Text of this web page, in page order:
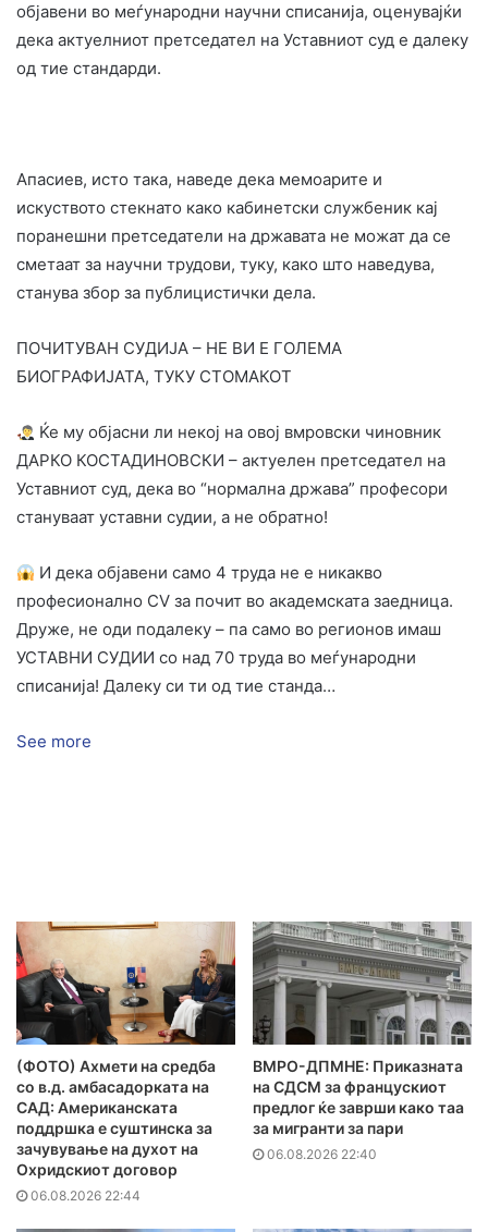
објавени во меѓународни научни списанија, оценувајќи
дека актуелниот претседател на Уставниот суд е далеку
од тие стандарди.
Апасиев, исто така, наведе дека мемоарите и
искуството стекнато како кабинетски службеник кај
поранешни претседатели на државата не можат да се
сметаат за научни трудови, туку, како што наведува,
станува збор за публицистички дела.
ПОЧИТУВАН СУДИЈА – НЕ ВИ Е ГОЛЕМА
БИОГРАФИЈАТА, ТУКУ СТОМАКОТ
Ќе му објасни ли некој на овој вмровски чиновник
ДАРКО КОСТАДИНОВСКИ – актуелен претседател на
Уставниот суд, дека во “нормална држава” професори
стануваат уставни судии, а не обратно!
И дека објавени само 4 труда не е никакво
професионално CV за почит во академската заедница.
Друже, не оди подалеку – па само во регионов имаш
УСТАВНИ СУДИИ со над 70 труда во меѓународни
списанија! Далеку си ти од тие станда…
See more
(ФОТО) Ахмети на средба
со в.д. амбасадорката на
САД: Американската
поддршка е суштинска за
зачувување на духот на
Охридскиот договор
06.08.2026 22:44
ВМРО-ДПМНЕ: Приказната
на СДСМ за францускиот
предлог ќе заврши како таа
за мигранти за пари
06.08.2026 22:40